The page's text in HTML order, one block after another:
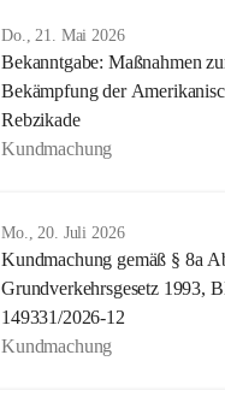
Do., 21. Mai 2026
Bekanntgabe: Maßnahmen
Bekämpfung der
Rebzikade
Kundmachung
Mo., 20. Juli 2026
Kundmachung gemäß § 8a
Grundverkehrsgesetz 1993,
149331/2026-12
Kundmachung